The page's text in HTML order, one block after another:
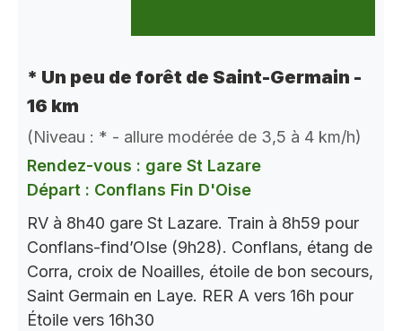
* Un peu de forêt de Saint-Germain -
16 km
(Niveau : * - allure modérée de 3,5 à 4 km/h)
Rendez-vous : gare St Lazare
Départ : Conflans Fin D'Oise
RV à 8h40 gare St Lazare. Train à 8h59 pour
Conflans-find’OIse (9h28). Conflans, étang de
Corra, croix de Noailles, étoile de bon secours,
Saint Germain en Laye. RER A vers 16h pour
Étoile vers 16h30